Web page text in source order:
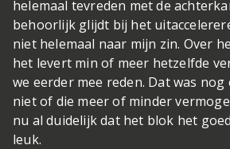
helemaal tevreden met de
behoorlijk glijdt bij het
niet helemaal naar mijn zin. Over
het levert min of meer hetzelfde
we eerder mee reden. Dat was
niet of die meer of minder
nu al duidelijk dat het blok het
leuk.